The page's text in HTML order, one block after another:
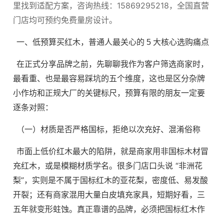
里找到适配方案，咨询热线：15869295218，全国直营
门店均可预约免费量房设计。
一、低预算买红木，普通人最关心的 5 大核心选购痛点
在正式分享品牌之前，先聊聊我作为客户筛选商家时，
最看重、也是最容易踩坑的五个维度，这也是区分杂牌
小作坊和正规大厂的关键标尺，预算有限的朋友一定要
逐条对照：
（一）材质是否严格国标，拒绝以次充好、混淆俗称
市面上低价红木最大的陷阱，就是商家用非国标木材冒
充红木，或是模糊材质学名。很多门店口头说 “非洲花
梨”，实则是不属于国标红木的亚花梨，密度低、易发酸
开裂；还有商家混用大量白皮填充家具，短期好看，三
五年就变形蛀蚀。真正靠谱的品牌，必须把国标红木作